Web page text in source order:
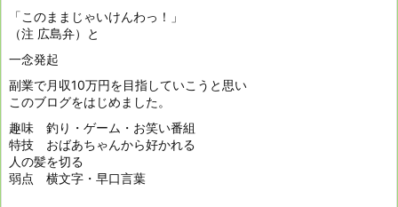
「このままじゃいけんわっ！」
（注 広島弁）と
一念発起
副業で月収10万円を目指していこうと思い
このブログをはじめました。
趣味 釣り・ゲーム・お笑い番組
特技 おばあちゃんから好かれる
人の髪を切る
弱点 横文字・早口言葉